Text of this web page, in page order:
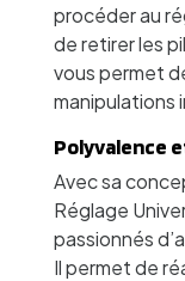
procéder au
de retirer les
vous permet
manipulations
Polyvalence
Avec sa
Réglage
passionnés
Il permet de